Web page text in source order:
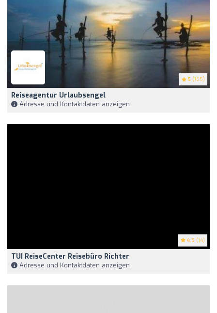
5 (165)
Reiseagentur Urlaubsengel
Adresse und Kontaktdaten anzeigen
4.9 (14)
TUI ReiseCenter Reisebüro Richter
Adresse und Kontaktdaten anzeigen